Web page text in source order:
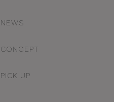
NEWS
CONCEPT
PICK UP